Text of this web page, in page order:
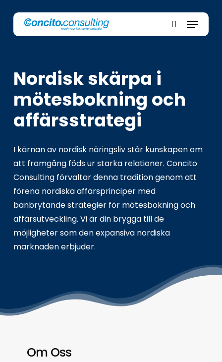
main
search
Menu
Nordisk skärpa i
mötesbokning och
affärsstrategi
I kärnan av nordisk näringsliv står kunskapen om
att framgång föds ur starka relationer. Concito
Consulting förvaltar denna tradition genom att
förena nordiska affärsprinciper med
banbrytande strategier för mötesbokning och
affärsutveckling. Vi är din brygga till de
möjligheter som den expansiva nordiska
marknaden erbjuder.
Om Oss